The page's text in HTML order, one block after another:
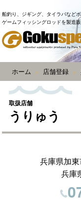
船釣り、ジギング、タイラバなど
ゲームフィッシングロッドを製造
ホーム > 店舗登録 >
取扱店舗
うりゅう
兵庫県加
兵庫